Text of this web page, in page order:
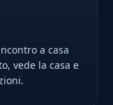
a casa
vede la casa e